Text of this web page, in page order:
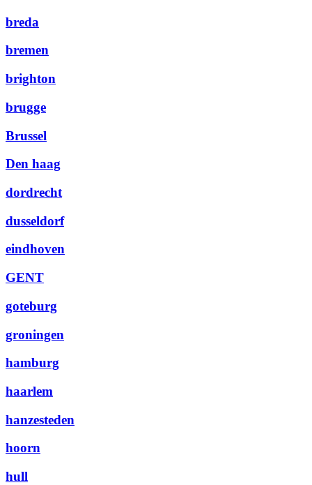
breda
bremen
brighton
brugge
Brussel
Den haag
dordrecht
dusseldorf
eindhoven
GENT
goteburg
groningen
hamburg
haarlem
hanzesteden
hoorn
hull